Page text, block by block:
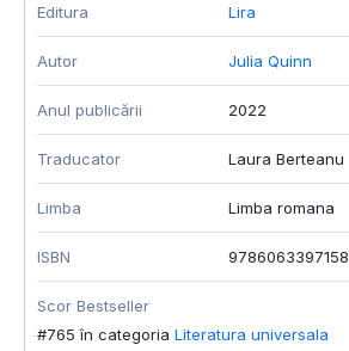
Editura Lira
Autor Julia Quinn
Anul publicării 2022
Traducator Laura Berteanu
Limba Limba romana
ISBN 9786063397158
Scor Bestseller
#765 în categoria Literatura universala